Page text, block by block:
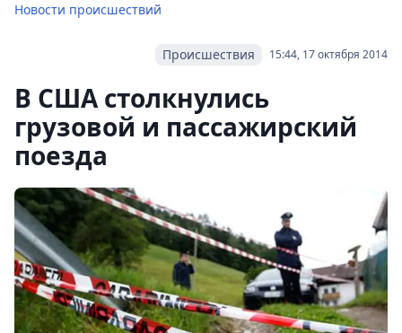
Новости происшествий
15:44, 17 октября 2014
Происшествия
В США столкнулись
грузовой и пассажирский
поезда